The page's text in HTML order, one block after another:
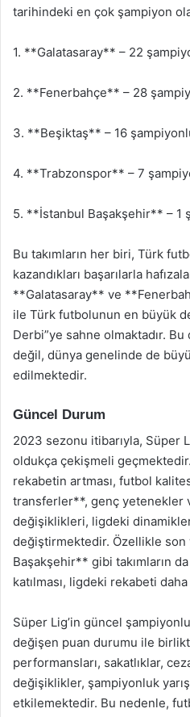
tarihindeki en çok şampiyon
1. **Galatasaray** – 22
2. **Fenerbahçe** – 28
3. **Beşiktaş** – 16
4. **Trabzonspor** – 7
5. **İstanbul Başakşehir** – 1
Bu takımların her biri, Türk
kazandıkları başarılarla
**Galatasaray** ve
ile Türk futbolunun en büyük
Derbi”ye sahne olmaktadır.
değil, dünya genelinde de
edilmektedir.
Güncel Durum
2023 sezonu itibarıyla, Süper
oldukça çekişmeli geçmektedir.
rekabetin artması, futbol
transferler**, genç yetenekler
değişiklikleri, ligdeki
değiştirmektedir. Özellikle son
Başakşehir** gibi takımların
katılması, ligdeki rekabeti daha
Süper Lig’in güncel
değişen puan durumu ile
performansları, sakatlıklar,
değişiklikler, şampiyonluk
etkilemektedir. Bu nedenle,